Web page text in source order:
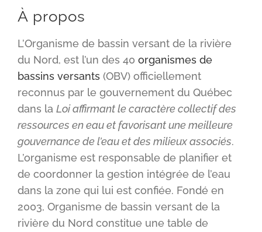
À propos
L’Organisme de bassin versant de la rivière
du Nord, est l’un des 40 organismes de
bassins versants(OBV) officiellement
reconnus par le gouvernement du Québec
dans la Loi affirmant le caractère collectif des
ressources en eau et favorisant une meilleure
gouvernance de l’eau et des milieux associés.
L’organisme est responsable de planifier et
de coordonner la gestion intégrée de l’eau
dans la zone qui lui est confiée. Fondé en
2003, Organisme de bassin versant de la
rivière du Nord constitue une table de